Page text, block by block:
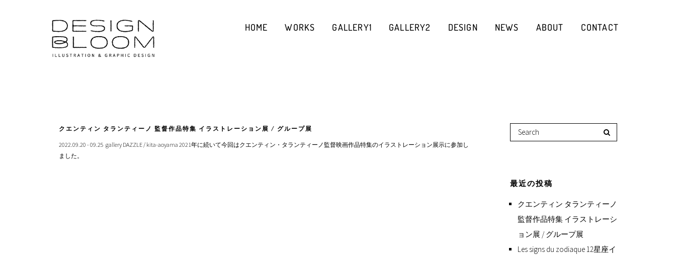
HOME WORKS GALLERY1 GALLERY2 DESIGN NEWS ABOUT CONTACT
クエンティン タランティーノ 監督作品特集 イラストレーション展 / グループ展
2022.09.20 - 09.25 gallery DAZZLE / kita-aoyama 2021年に続いて今回はクエンティン・タランティーノ監督映画作品特集のイラストレーション展示に参加し
ました。
最近の投稿
クエンティン タランティーノ
監督作品特集 イラストレーシ
ョン展 / グループ展
Les signs du zodiaque 12星座イ